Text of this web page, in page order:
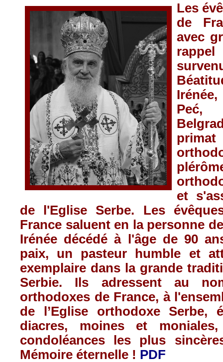
Les
de
avec
Peć,
et
de l'Eglise Serbe. Les
France saluent en la personne
Irénée décédé à l'âge de 90
paix, un pasteur humble et
exemplaire dans la grande
Serbie. Ils adressent au
orthodoxes de France, à
de l’Eglise orthodoxe Serbe,
diacres, moines et
condoléances les plus
Mémoire éternelle ! PDF